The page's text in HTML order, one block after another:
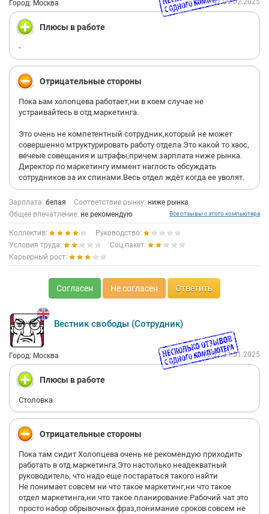
Город: Москва 17:42 09.02.2025
Плюсы в работе
-
Отрицательные стороны
Пока ьам холопцева работает,ни в коем случае не
устраивайтесь в отд.маркетинга.
Это очень не компетентный сотрудник,который не может
совершенно мтруктурировать работу отдела.Это какой то хаос,
вечеые совещания и штрафы,причем зарплата ниже рынка.
Директор по маркетингу иммент наглость обсуждать
сотрудников за их спинами.Весь отдел ждёт когда ее уволят.
Зарплата: белая Соответствие рынку: ниже рынка
Общее впечатление: не рекомендую Все отзывы с этого компьютера
Коллектив:
Руководство:
Условия труда:
Соц.пакет:
Карьерный рост:
Согласен Не согласен Ответить
Вестник свободы (Сотрудник)
Город: Москва 15:32 31.01.2025
Плюсы в работе
Столовка
Отрицательные стороны
Пока там сидит Холопцева очень не рекомендую приходить
работать в отд.маркетинга.Это настолько неадекватный
руководитель, что надо еще постараться такого найти
Не понимает совсем ни что такое маркетинг,ни что такое
отдел маркетинга,ни что такое планирование.Рабочий чат это
просто набор обрывочных фраз,понимание сроков совсем не